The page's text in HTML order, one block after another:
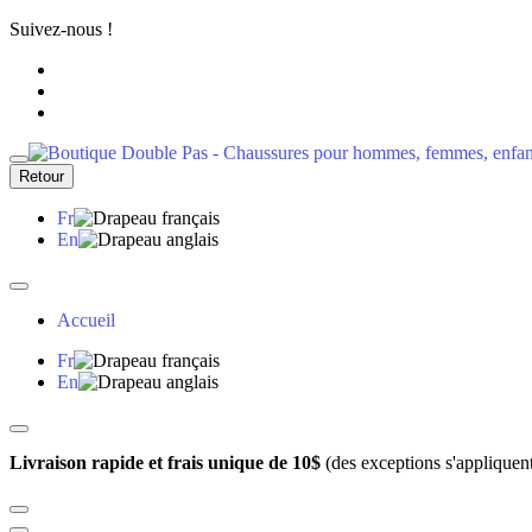
Suivez-nous !
Retour
Fr
En
Accueil
Fr
En
Livraison rapide et frais unique de 10$ (des exceptions